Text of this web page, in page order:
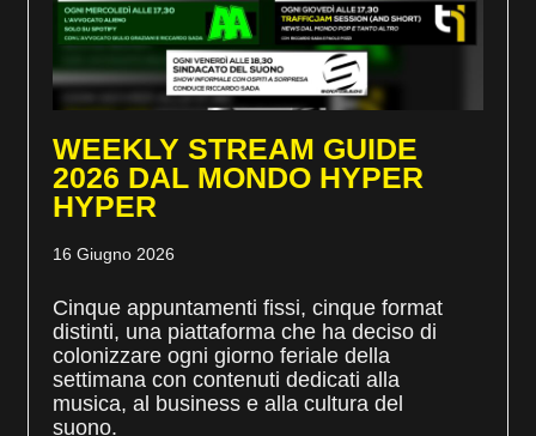
WEEKLY STREAM GUIDE
2026 DAL MONDO HYPER
HYPER
16 Giugno 2026
Cinque appuntamenti fissi, cinque format
distinti, una piattaforma che ha deciso di
colonizzare ogni giorno feriale della
settimana con contenuti dedicati alla
musica, al business e alla cultura del
suono.